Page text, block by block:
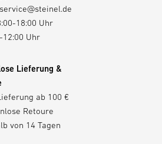
service@steinel.de
18:00 Uhr
12:00 Uhr
Lieferung &
ab 100 €
Retoure
von 14 Tagen